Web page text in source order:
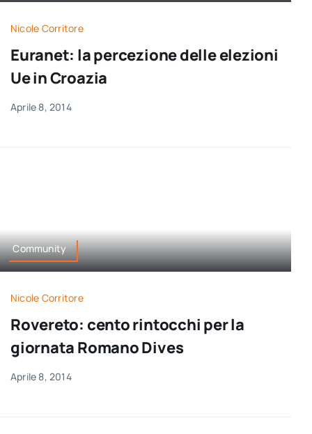
Newsletter
Nicole Corritore
Euranet: la percezione delle elezioni
Ue in Croazia
Aprile 8, 2014
Community
Nicole Corritore
Rovereto: cento rintocchi per la
giornata Romano Dives
Aprile 8, 2014